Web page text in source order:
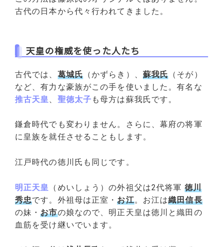
古代の日本から代々行われてきました。
天皇の権威を使った人たち
古代では、 葛城氏（かずらき）、 蘇我氏 （そが）
など、有力な豪族がこの手を使いました。有名な
推古天皇、 聖徳太子 も母方は蘇我氏です。
鎌倉時代でも変わりません。さらに、幕府の将軍
に皇族を就任させることもします。
江戸時代の徳川氏も同じです。
明正天皇 （めいしょう）の外祖父は2代将軍 徳川
秀忠です。外祖母は正室・お江。お江は織田信長
の妹・お市の娘なので、明正天皇は徳川と織田の
血筋を受け継いでいます。